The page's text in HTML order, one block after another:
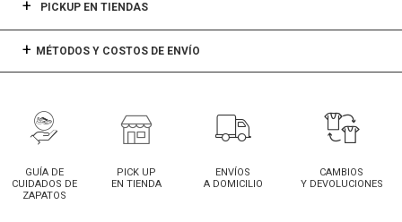
PICKUP EN TIENDAS
MÉTODOS Y COSTOS DE ENVÍO
GUÍA DE
CUIDADOS DE
ZAPATOS
PICK UP
EN TIENDA
ENVÍOS
A DOMICILIO
CAMBIOS
Y DEVOLUCIONES